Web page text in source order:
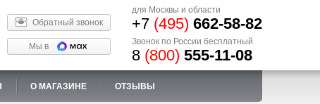
Обратный звонок
Мы в
для Москвы и области
+7 (495) 662-58-82
Звонок по России бесплатный
8 (800) 555-11-08
О МАГАЗИНЕ ОТЗЫВЫ